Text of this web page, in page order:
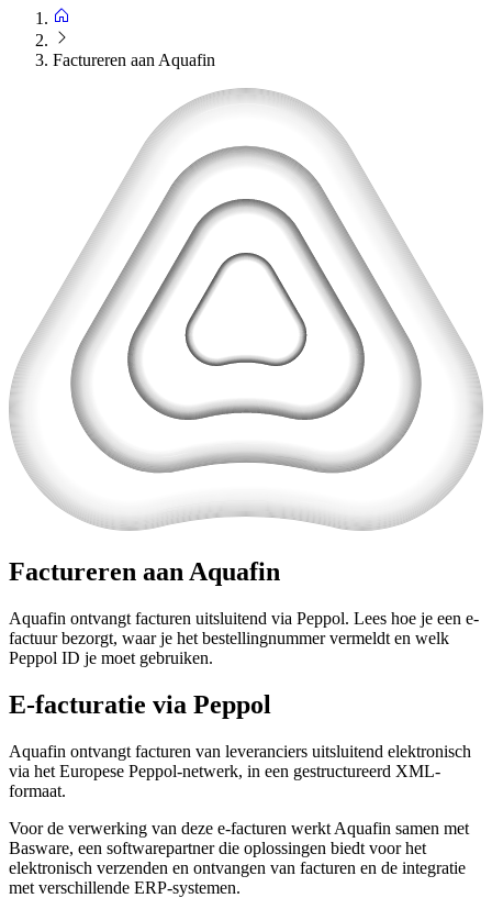
Factureren aan Aquafin
Factureren aan Aquafin
Aquafin ontvangt facturen uitsluitend via Peppol. Lees hoe je een e-
factuur bezorgt, waar je het bestellingnummer vermeldt en welk
Peppol ID je moet gebruiken.
E-facturatie via Peppol
Aquafin ontvangt facturen van leveranciers uitsluitend elektronisch
via het Europese Peppol-netwerk, in een gestructureerd XML-
formaat.
Voor de verwerking van deze e-facturen werkt Aquafin samen met
Basware, een softwarepartner die oplossingen biedt voor het
elektronisch verzenden en ontvangen van facturen en de integratie
met verschillende ERP-systemen.